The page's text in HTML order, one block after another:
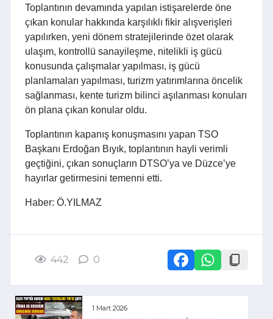
Toplantının devamında yapılan istişarelerde öne
çıkan konular hakkında karşılıklı fikir alışverişleri
yapılırken, yeni dönem stratejilerinde özet olarak
ulaşım, kontrollü sanayileşme, nitelikli iş gücü
konusunda çalışmalar yapılması, iş gücü
planlamaları yapılması, turizm yatırımlarına öncelik
sağlanması, kente turizm bilinci aşılanması konuları
ön plana çıkan konular oldu.
Toplantının kapanış konuşmasını yapan TSO
Başkanı Erdoğan Bıyık, toplantının hayli verimli
geçtiğini, çıkan sonuçların DTSO’ya ve Düzce’ye
hayırlar getirmesini temenni etti.
Haber: Ö.YILMAZ
442 0
1 Mart 2026